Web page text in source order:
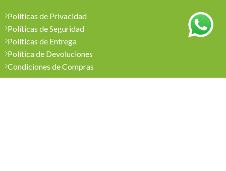
Políticas de Privacidad
Políticas de Seguridad
Políticas de Entrega
Política de Devoluciones
Condiciones de Compras